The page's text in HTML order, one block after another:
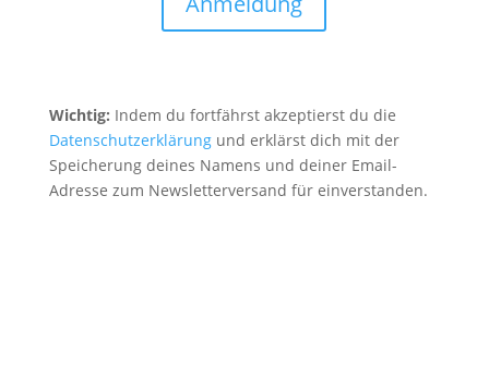
Wichtig: Indem du fortfährst akzeptierst du die
Datenschutzerklärungund erklärst dich mit der
Speicherung deines Namens und deiner Email-
Adresse zum Newsletterversand für einverstanden.